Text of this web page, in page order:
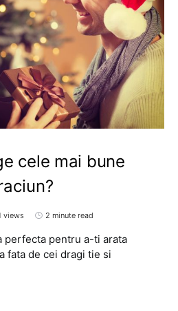
cele mai bune
views 2 minute read
perfecta pentru a-ti arata
fata de cei dragi tie si